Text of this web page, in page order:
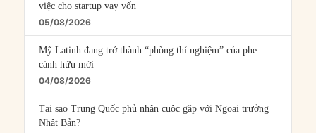
việc cho startup vay vốn
05/08/2026
Mỹ Latinh đang trở thành “phòng thí nghiệm” của phe
cánh hữu mới
04/08/2026
Tại sao Trung Quốc phủ nhận cuộc gặp với Ngoại trưởng
Nhật Bản?